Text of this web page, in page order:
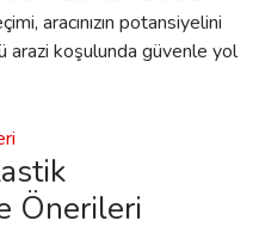
aracınızın potansiyelini
arazi koşulunda güvenle yol
Önerileri